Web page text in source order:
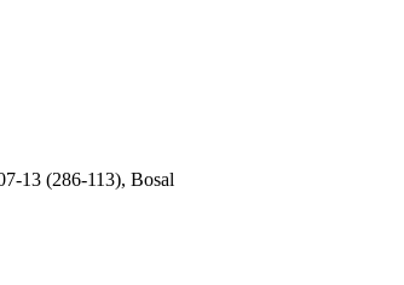
13 (286-113), Bosal